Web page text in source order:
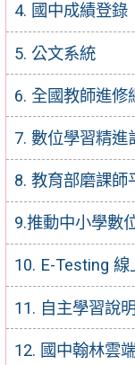
4. 國中成績登錄
5. 公文系統
6. 全國教師進修
7. 數位學習精進
8. 教育部磨課師
9.推動中小學數
10. E-Testing 線
11. 自主學習說
12. 國中翰林雲